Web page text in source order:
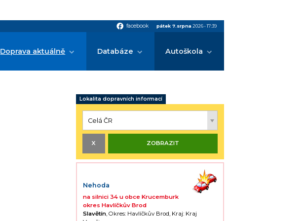
facebook facebook pátek 7.srpna 2026•17:39
Doprava aktuálně Databáze Autoškola
Lokalita dopravních informací
Nehoda
na silnici 34 u obce Krucemburk
okres Havlíčkův Brod
Slavětín, Okres: Havlíčkův Brod, Kraj: Kraj